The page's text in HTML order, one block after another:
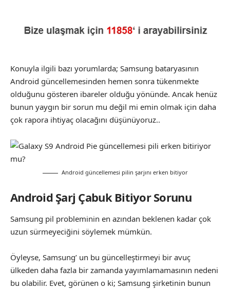
Konuyla ilgili bazı yorumlarda; Samsung bataryasının
Android güncellemesinden hemen sonra tükenmekte
olduğunu gösteren ibareler olduğu yönünde. Ancak henüz
bunun yaygın bir sorun mu değil mi emin olmak için daha
çok rapora ihtiyaç olacağını düşünüyoruz..
Android güncellemesi pilin şarjını erken bitiyor
Android Şarj Çabuk Bitiyor Sorunu
Samsung pil probleminin en azından beklenen kadar çok
uzun sürmeyeciğini söylemek mümkün.
Öyleyse, Samsung’ un bu güncelleştirmeyi bir avuç
ülkeden daha fazla bir zamanda yayımlamamasının nedeni
bu olabilir. Evet, görünen o ki; Samsung şirketinin bunun